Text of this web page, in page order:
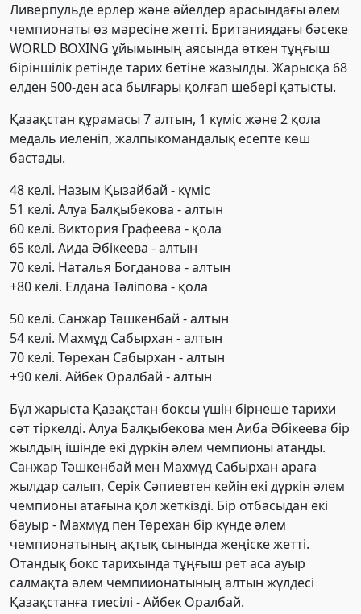
Ливерпульде ерлер және әйелдер арасындағы әлем
чемпионаты өз мәресіне жетті. Британиядағы бәсеке
WORLD BOXING ұйымының аясында өткен тұңғыш
біріншілік ретінде тарих бетіне жазылды. Жарысқа 68
елден 500-ден аса былғары қолғап шебері қатысты.
Қазақстан құрамасы 7 алтын, 1 күміс және 2 қола
медаль иеленіп, жалпыкомандалық есепте көш
бастады.
48 келі. Назым Қызайбай - күміс
51 келі. Алуа Балқыбекова - алтын
60 келі. Виктория Графеева - қола
65 келі. Аида Әбікеева - алтын
70 келі. Наталья Богданова - алтын
+80 келі. Елдана Тәліпова - қола
50 келі. Санжар Тәшкенбай - алтын
54 келі. Махмұд Сабырхан - алтын
70 келі. Төрехан Сабырхан - алтын
+90 келі. Айбек Оралбай - алтын
Бұл жарыста Қазақстан боксы үшін бірнеше тарихи
сәт тіркелді. Алуа Балқыбекова мен Аиба Әбікеева бір
жылдың ішінде екі дүркін әлем чемпионы атанды.
Санжар Тәшкенбай мен Махмұд Сабырхан араға
жылдар салып, Серік Сәпиевтен кейін екі дүркін әлем
чемпионы атағына қол жеткізді. Бір отбасыдан екі
бауыр - Махмұд пен Төрехан бір күнде әлем
чемпионатының ақтық сынында жеңіске жетті.
Отандық бокс тарихында тұңғыш рет аса ауыр
салмақта әлем чемпиионатының алтын жүлдесі
Қазақстанға тиесілі - Айбек Оралбай.